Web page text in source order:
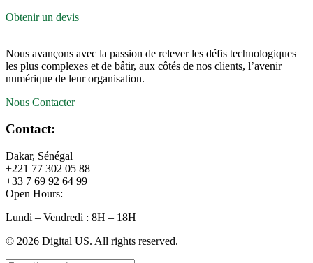
Obtenir un devis
Nous avançons avec la passion de relever les défis technologiques
les plus complexes et de bâtir, aux côtés de nos clients, l’avenir
numérique de leur organisation.
Nous Contacter
Contact:
Dakar, Sénégal
+221 77 302 05 88
+33 7 69 92 64 99
Open Hours:
Lundi – Vendredi : 8H – 18H
© 2026 Digital US. All rights reserved.